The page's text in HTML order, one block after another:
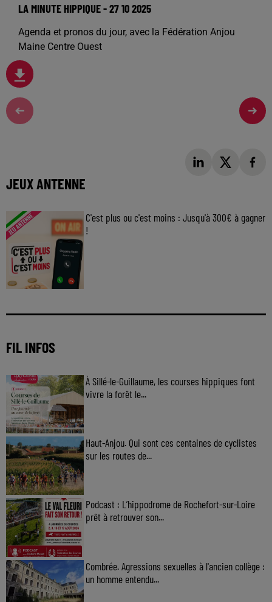
LA MINUTE HIPPIQUE - 27 10 2025
Agenda et pronos du jour, avec la Fédération Anjou
Maine Centre Ouest
JEUX ANTENNE
C'est plus ou c'est moins : Jusqu'à 300€ à gagner
!
FIL INFOS
À Sillé-le-Guillaume, les courses hippiques font
vivre la forêt le...
Haut-Anjou. Qui sont ces centaines de cyclistes
sur les routes de...
Podcast : L’hippodrome de Rochefort-sur-Loire
prêt à retrouver son...
Combrée. Agressions sexuelles à l'ancien collège :
un homme entendu...